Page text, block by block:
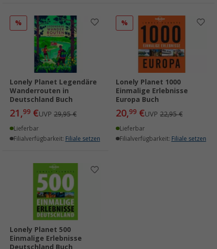
%
Lonely Planet Legendäre
Wanderrouten in
Deutschland Buch
21,99 €UVP 29,95 €
Lieferbar
Filialverfügbarkeit: Filiale setzen
%
Lonely Planet 1000
Einmalige Erlebnisse
Europa Buch
20,99 €UVP 22,95 €
Lieferbar
Filialverfügbarkeit: Filiale setzen
Lonely Planet 500
Einmalige Erlebnisse
Deutschland Buch